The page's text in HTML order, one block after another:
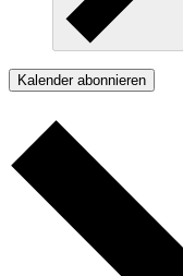
Kalender abonnieren